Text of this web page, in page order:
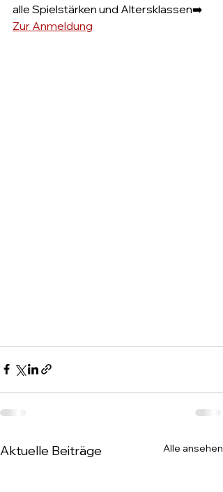
alle Spielstärken und Altersklassen➡️
Zur Anmeldung
Aktuelle Beiträge Alle ansehen